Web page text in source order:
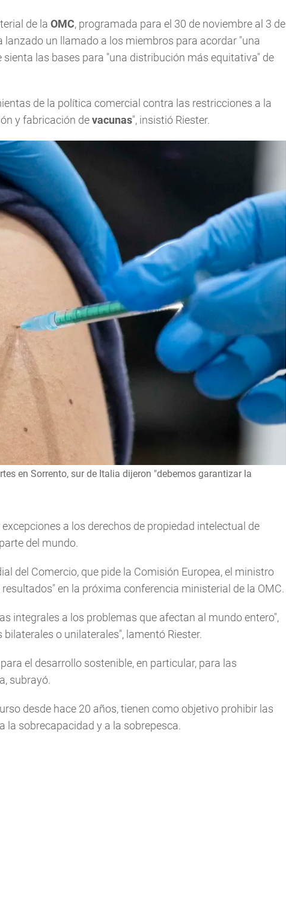
de la OMC, programada para el 30 de noviembre al 3 de
lanzado un llamado a los miembros para acordar "una
las bases para "una distribución más equitativa" de
de la política comercial contra las restricciones a la
y fabricación devacunas", insistió Riester.
en Sorrento, sur de Italia dijeron "debemos garantizar la
a los derechos de propiedad intelectual de
del mundo.
del Comercio, que pide la Comisión Europea, el ministro
en la próxima conferencia ministerial de la OMC.
integrales a los problemas que afectan al mundo entero",
o unilaterales", lamentó Riester.
el desarrollo sostenible, en particular, para las
subrayó.
desde hace 20 años, tienen como objetivo prohibir las
la sobrecapacidad y a la sobrepesca.